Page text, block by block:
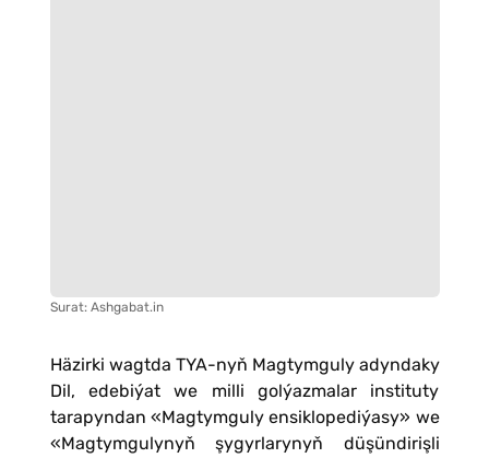
Surat: Ashgabat.in
Häzirki wagtda TYA-nyň Magtymguly adyndaky
Dil, edebiýat we milli golýazmalar instituty
tarapyndan «Magtymguly ensiklopediýasy» we
«Magtymgulynyň şygyrlarynyň düşündirişli